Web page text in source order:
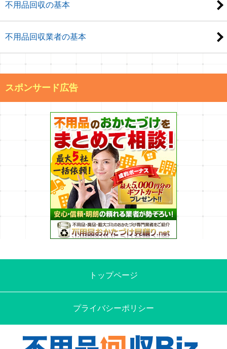
不用品回収の基本
不用品回収業者の基本
スポンサード広告
トップページ
プライバシーポリシー